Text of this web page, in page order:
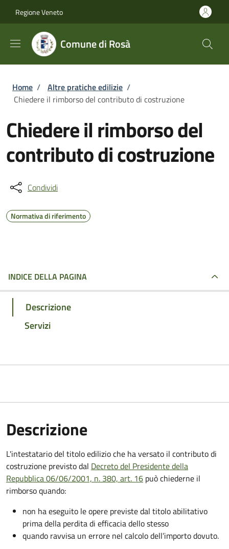
Regione Veneto
Comune di Rosà
Briciole di pane
Home / Altre pratiche edilizie /
Chiedere il rimborso del contributo di costruzione
Chiedere il rimborso del
contributo di costruzione
Condividi
Normativa di riferimento
INDICE DELLA PAGINA
Descrizione
Servizi
Descrizione
L'intestatario del titolo edilizio che ha versato il contributo di
costruzione previsto dal Decreto del Presidente della
Repubblica 06/06/2001, n. 380, art. 16 può chiederne il
rimborso quando:
non ha eseguito le opere previste dal titolo abilitativo
prima della perdita di efficacia dello stesso
quando ravvisa un errore nel calcolo dell’importo dovuto.